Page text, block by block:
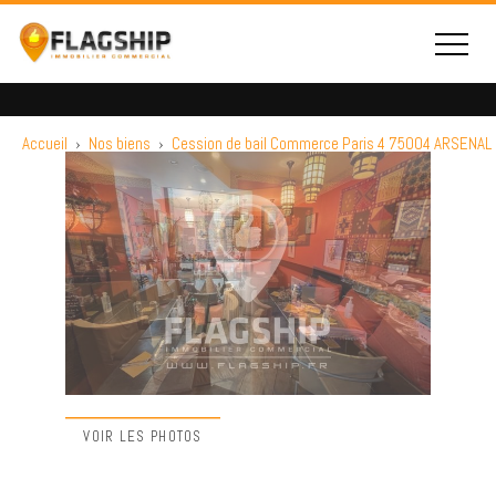
Accueil › Nos biens › Cession de bail Commerce Paris 4 75004 ARSENAL
VOIR LES PHOTOS